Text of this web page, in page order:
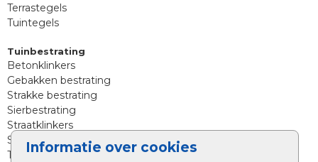
Informatie over cookies
Terrastegels
Tuintegels
Tuinbestrating
Betonklinkers
Gebakken bestrating
Strakke bestrating
Sierbestrating
Straatklinkers
Straatstenen
Trommelstenen